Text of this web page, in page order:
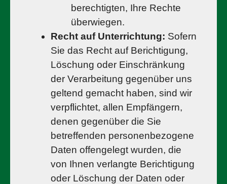
berechtigten, Ihre Rechte
überwiegen.
Recht auf Unterrichtung: Sofern
Sie das Recht auf Berichtigung,
Löschung oder Einschränkung
der Verarbeitung gegenüber uns
geltend gemacht haben, sind wir
verpflichtet, allen Empfängern,
denen gegenüber die Sie
betreffenden personenbezogene
Daten offengelegt wurden, die
von Ihnen verlangte Berichtigung
oder Löschung der Daten oder